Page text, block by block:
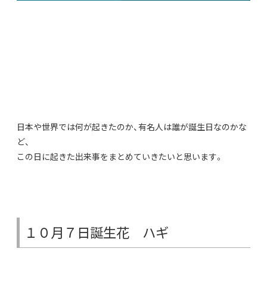
日本や世界では何が起きたのか、有名人は誰が誕生日なのかな
ど、
この日に起きた出来事をまとめていきたいと思います。
１０月７日誕生花 ハギ